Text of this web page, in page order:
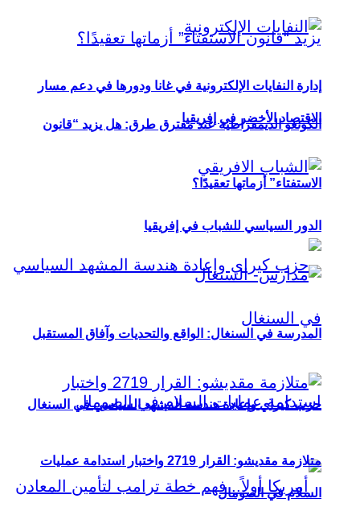
الكونغو الديمقراطية عند مفترق طرق: هل يزيد “قانون
الاستفتاء” أزماتها تعقيدًا؟
حزب كيراي وإعادة هندسة المشهد السياسي في السنغال
إدارة النفايات الإلكترونية في غانا ودورها في دعم مسار
الاقتصاد الأخضر في إفريقيا
الدور السياسي للشباب في إفريقيا
المدرسة في السنغال: الواقع والتحديات وآفاق المستقبل
متلازمة مقديشو: القرار 2719 واختبار استدامة عمليات
السلام في الصومال